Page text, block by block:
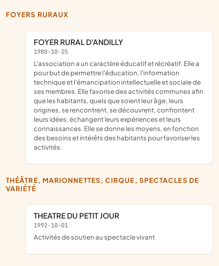
FOYERS RURAUX
FOYER RURAL D'ANDILLY
1980-10-25
l'association a un caractère éducatif et récréatif. Elle a
pour but de permettre l'éducation, l'information
technique et l'émancipation intellectuelle et sociale de
ses membres. Elle favorise des activités communes afin
que les habitants, quels que soient leur âge, leurs
origines, se rencontrent, se découvrent, confrontent
leurs idées, échangent leurs expériences et leurs
connaissances. Elle se donne les moyens, en fonction
des besoins et intérêts des habitants pour favoriser les
activités.
THÉÂTRE, MARIONNETTES, CIRQUE, SPECTACLES DE
VARIÉTÉ
THEATRE DU PETIT JOUR
1992-10-01
Activités de soutien au spectacle vivant